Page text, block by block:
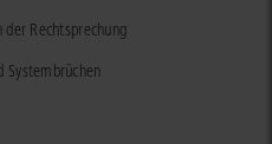
Rechtsprechung
Systembrüchen